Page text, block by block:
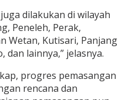
dilakukan di wilayah
Peneleh, Perak,
Wetan, Kutisari, Panjang
dan lainnya,” jelasnya.
progres pemasangan
rencana dan